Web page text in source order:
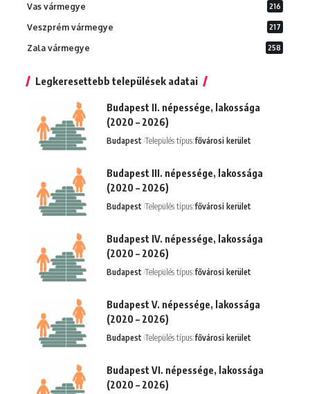
Vas vármegye 216
Veszprém vármegye 217
Zala vármegye 258
Legkeresettebb települések adatai
Budapest II. népessége, lakossága
(2020 – 2026)
Budapest Település típus:fővárosi kerület
Budapest III. népessége, lakossága
(2020 – 2026)
Budapest Település típus:fővárosi kerület
Budapest IV. népessége, lakossága
(2020 – 2026)
Budapest Település típus:fővárosi kerület
Budapest V. népessége, lakossága
(2020 – 2026)
Budapest Település típus:fővárosi kerület
Budapest VI. népessége, lakossága
(2020 – 2026)